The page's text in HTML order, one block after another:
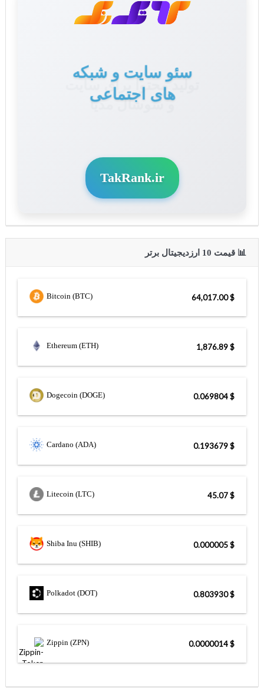
تولید محتوا برای سایت
و سوشال مدیا
TakRank.ir
📊 قیمت 10 ارزدیجیتال برتر
Bitcoin (BTC) $ 64,017.00
Ethereum (ETH) $ 1,876.89
Dogecoin (DOGE) $ 0.069804
Cardano (ADA) $ 0.193679
Litecoin (LTC) $ 45.07
Shiba Inu (SHIB) $ 0.000005
Polkadot (DOT) $ 0.803930
Zippin (ZPN) $ 0.0000014